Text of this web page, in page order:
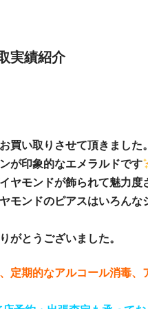
実績紹介
買い取りさせて頂きました。
が印象的なエメラルドです
ヤモンドが飾られて魅力度
モンドのピアスはいろん
がとうございました。
定期的なアルコール消毒、